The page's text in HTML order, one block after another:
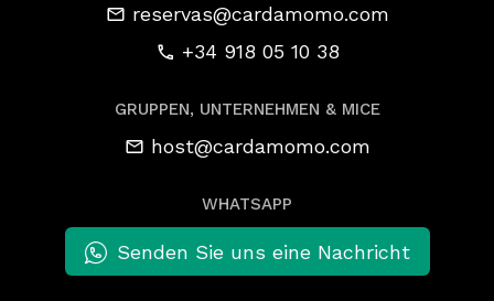
reservas@cardamomo.com
+34 918 05 10 38
GRUPPEN, UNTERNEHMEN & MICE
host@cardamomo.com
WHATSAPP
Senden Sie uns eine Nachricht